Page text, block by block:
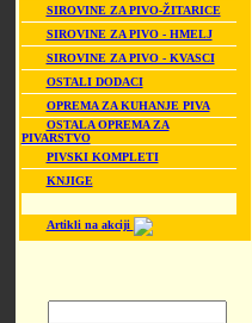
SIROVINE ZA PIVO-ŽITARICE
SIROVINE ZA PIVO - HMELJ
SIROVINE ZA PIVO - KVASCI
OSTALI DODACI
OPREMA ZA KUHANJE PIVA
OSTALA OPREMA ZA
PIVARSTVO
PIVSKI KOMPLETI
KNJIGE
Artikli na akciji